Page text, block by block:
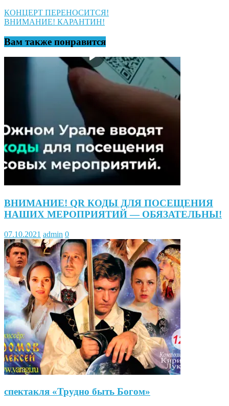
Навигация
по
записям
КОНЦЕРТ ПЕРЕНОСИТСЯ!
ВНИМАНИЕ! КАРАНТИН!
Вам также понравится
ВНИМАНИЕ! QR КОДЫ ДЛЯ ПОСЕЩЕНИЯ
НАШИХ МЕРОПРИЯТИЙ — ОБЯЗАТЕЛЬНЫ!
07.10.2021 admin 0
спектакля «Трудно быть Богом»